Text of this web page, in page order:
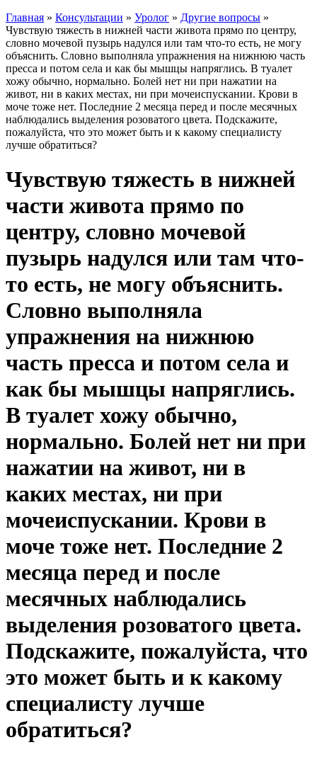
Главная » Консультации » Уролог » Другие вопросы »
Чувствую тяжесть в нижней части живота прямо по центру,
словно мочевой пузырь надулся или там что-то есть, не могу
объяснить. Словно выполняла упражнения на нижнюю часть
пресса и потом села и как бы мышцы напряглись. В туалет
хожу обычно, нормально. Болей нет ни при нажатии на
живот, ни в каких местах, ни при мочеиспускании. Крови в
моче тоже нет. Последние 2 месяца перед и после месячных
наблюдались выделения розоватого цвета. Подскажите,
пожалуйста, что это может быть и к какому специалисту
лучше обратиться?
Чувствую тяжесть в нижней
части живота прямо по
центру, словно мочевой
пузырь надулся или там что-
то есть, не могу объяснить.
Словно выполняла
упражнения на нижнюю
часть пресса и потом села и
как бы мышцы напряглись.
В туалет хожу обычно,
нормально. Болей нет ни при
нажатии на живот, ни в
каких местах, ни при
мочеиспускании. Крови в
моче тоже нет. Последние 2
месяца перед и после
месячных наблюдались
выделения розоватого цвета.
Подскажите, пожалуйста, что
это может быть и к какому
специалисту лучше
обратиться?